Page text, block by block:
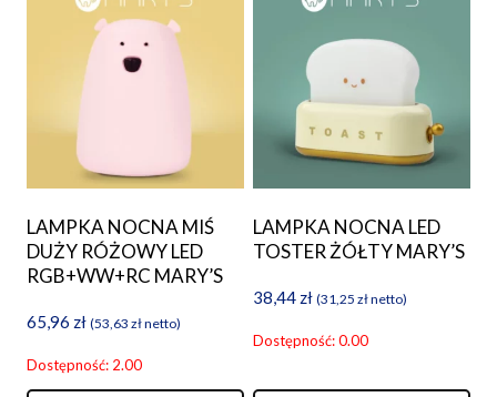
LAMPKA NOCNA MIŚ
DUŻY RÓŻOWY LED
RGB+WW+RC MARY’S
65,96 zł (53,63 złnetto)
Dostępność: 2.00
LAMPKA NOCNA LED
TOSTER ŻÓŁTY MARY’S
38,44 zł (31,25 złnetto)
Dostępność: 0.00